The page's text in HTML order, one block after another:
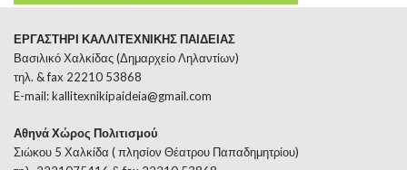
ΕΡΓΑΣΤΗΡΙ ΚΑΛΛΙΤΕΧΝΙΚΗΣ ΠΑΙΔΕΙΑΣ
Βασιλικό Χαλκίδας (Δημαρχείο Ληλαντίων)
τηλ. & fax 22210 53868
E-mail:kallitexnikipaideia@gmail.com
Αθηνά Χώρος Πολιτισμού
Σιώκου 5 Χαλκίδα ( πλησίον Θέατρου Παπαδημητρίου)